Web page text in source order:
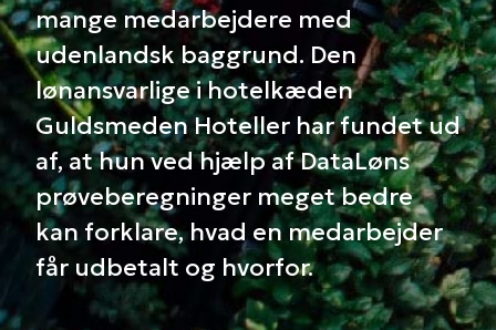
mange medarbejdere med
udenlandsk baggrund. Den
lønansvarlige i hotelkæden
Guldsmeden Hoteller har fundet ud
af, at hun ved hjælp af DataLøns
prøveberegninger meget bedre
kan forklare, hvad en medarbejder
får udbetalt og hvorfor.